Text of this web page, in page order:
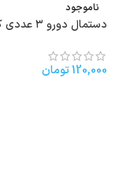
ناموجود
دستمال دورو ۳ عددی کد۴۶۸
120,000تومان